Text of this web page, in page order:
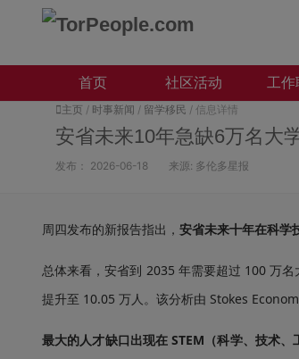
首页 社区活动 工作
主页 / 时事新闻 / 留学移民 / 信息详情
安省未来10年急缺6万名大
发布： 2026-06-18 来源: 多伦多星报
周四发布的新报告指出， 安省未来十年在科学
总体来看，安省到 2035 年需要超过 100 万
提升至 10.05 万人。该分析由 Stokes
最大的人才缺口出现在 STEM（科学、技术